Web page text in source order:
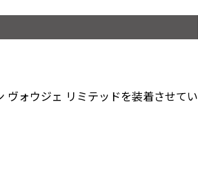
ォウジェ リミテッドを装着させてい